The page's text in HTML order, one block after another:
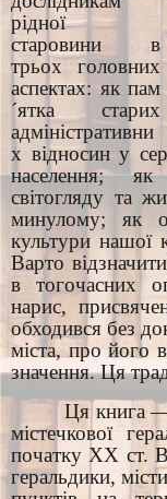
рідної
старовини в
трьох головних
аспектах: як пам
´ятка старих
адміністративни
х відносин у
населення;
світогляду та
минулому; як
культури нашої
Варто
в тогочасних
нарис,
обходився без
міста, про його
значення. Ця
Ця книга —
містечкової
початку XX ст.
геральдики,